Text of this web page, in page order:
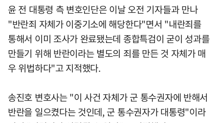
윤 전 대통령 측 변호인단은 이날 오전 기자들과 만나
"반란죄 자체가 이중기소에 해당한다"면서 "내란죄를
통해서 이미 조사가 완료됐는데 종합특검이 굳이 성과를
만들기 위해 반란이라는 별도의 죄를 만든 것 자체가 매
우 위법하다"고 지적했다.
송진호 변호사는 "이 사건 자체가 군 통수권자에 반해서
반란을 일으켰다는 것인데, 군 통수권자가 대통령"이라